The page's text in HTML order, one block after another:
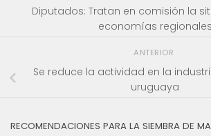
Diputados: Tratan en comisión la
economías regionales
ANTERIOR
Se reduce la actividad en la
uruguaya
RECOMENDACIONES PARA LA SIEMBRA DE